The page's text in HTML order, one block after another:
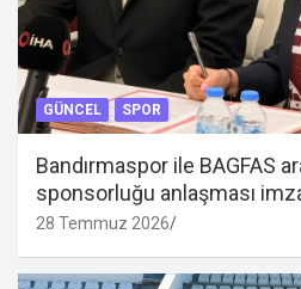
GÜNCEL SPOR
Bandırmaspor ile BAGFAS
sponsorluğu anlaşması
28 Temmuz 2026